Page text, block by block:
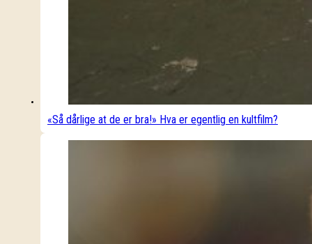
«Så dårlige at de er bra!» Hva er egentlig en kultfilm?